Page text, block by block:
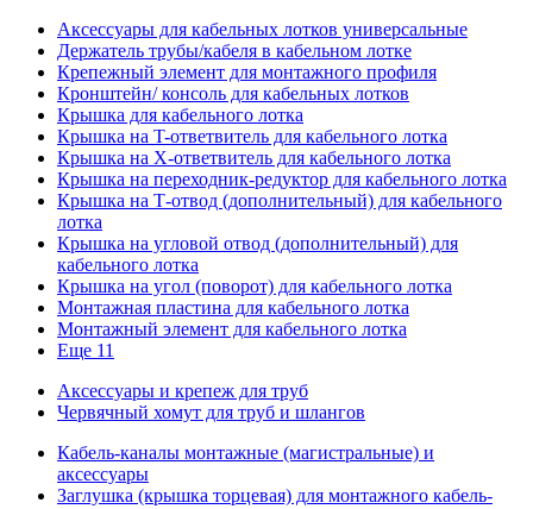
Аксессуары для кабельных лотков универсальные
Держатель трубы/кабеля в кабельном лотке
Крепежный элемент для монтажного профиля
Кронштейн/ консоль для кабельных лотков
Крышка для кабельного лотка
Крышка на T-ответвитель для кабельного лотка
Крышка на X-ответвитель для кабельного лотка
Крышка на переходник-редуктор для кабельного лотка
Крышка на Т-отвод (дополнительный) для кабельного
лотка
Крышка на угловой отвод (дополнительный) для
кабельного лотка
Крышка на угол (поворот) для кабельного лотка
Монтажная пластина для кабельного лотка
Монтажный элемент для кабельного лотка
Еще 11
Аксессуары и крепеж для труб
Червячный хомут для труб и шлангов
Кабель-каналы монтажные (магистральные) и
аксессуары
Заглушка (крышка торцевая) для монтажного кабель-